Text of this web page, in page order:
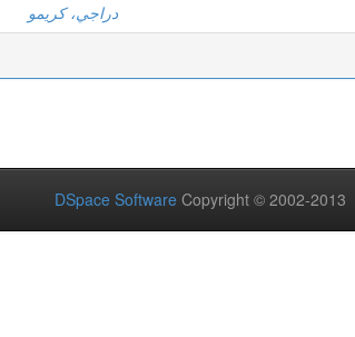
دراجي، كريمو
DSpace Software Copyright © 2002-2013